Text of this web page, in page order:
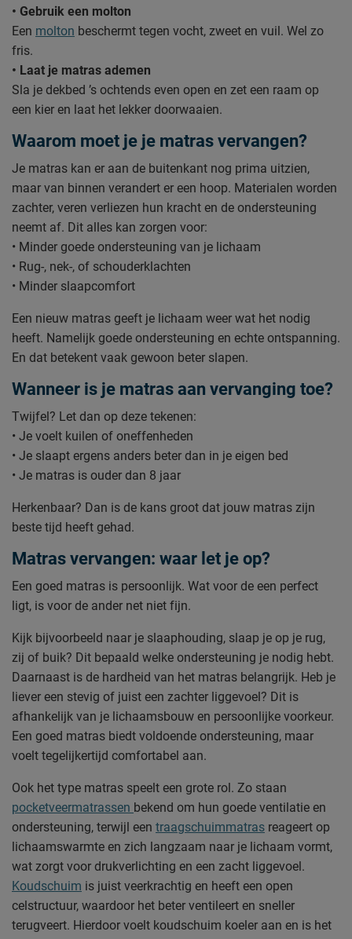
• Gebruik een molton
Een molton beschermt tegen vocht, zweet en vuil. Wel zo
fris.
• Laat je matras ademen
Sla je dekbed ’s ochtends even open en zet een raam op
een kier en laat het lekker doorwaaien.
Waarom moet je je matras vervangen?
Je matras kan er aan de buitenkant nog prima uitzien,
maar van binnen verandert er een hoop. Materialen worden
zachter, veren verliezen hun kracht en de ondersteuning
neemt af. Dit alles kan zorgen voor:
• Minder goede ondersteuning van je lichaam
• Rug-, nek-, of schouderklachten
• Minder slaapcomfort
Een nieuw matras geeft je lichaam weer wat het nodig
heeft. Namelijk goede ondersteuning en echte ontspanning.
En dat betekent vaak gewoon beter slapen.
Wanneer is je matras aan vervanging toe?
Twijfel? Let dan op deze tekenen:
• Je voelt kuilen of oneffenheden
• Je slaapt ergens anders beter dan in je eigen bed
• Je matras is ouder dan 8 jaar
Herkenbaar? Dan is de kans groot dat jouw matras zijn
beste tijd heeft gehad.
Matras vervangen: waar let je op?
Een goed matras is persoonlijk. Wat voor de een perfect
ligt, is voor de ander net niet fijn.
Kijk bijvoorbeeld naar je slaaphouding, slaap je op je rug,
zij of buik? Dit bepaald welke ondersteuning je nodig hebt.
Daarnaast is de hardheid van het matras belangrijk. Heb je
liever een stevig of juist een zachter liggevoel? Dit is
afhankelijk van je lichaamsbouw en persoonlijke voorkeur.
Een goed matras biedt voldoende ondersteuning, maar
voelt tegelijkertijd comfortabel aan.
Ook het type matras speelt een grote rol. Zo staan
pocketveermatrassen bekend om hun goede ventilatie en
ondersteuning, terwijl een traagschuimmatras reageert op
lichaamswarmte en zich langzaam naar je lichaam vormt,
wat zorgt voor drukverlichting en een zacht liggevoel.
Koudschuim is juist veerkrachtig en heeft een open
celstructuur, waardoor het beter ventileert en sneller
terugveert. Hierdoor voelt koudschuim koeler aan en is het